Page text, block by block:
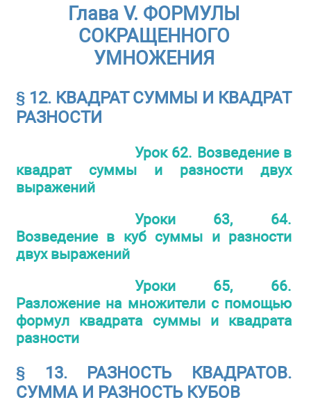
Глава V. ФОРМУЛЫ
СОКРАЩЕННОГО
УМНОЖЕНИЯ
§ 12. КВАДРАТ СУММЫ И КВАДРАТ
РАЗНОСТИ
Урок 62. Возведение в
квадрат суммы и разности двух
выражений
Уроки 63, 64.
Возведение в куб суммы и разности
двух выражений
Уроки 65, 66.
Разложение на множители с помощью
формул квадрата суммы и квадрата
разности
§ 13. РАЗНОСТЬ КВАДРАТОВ.
СУММА И РАЗНОСТЬ КУБОВ